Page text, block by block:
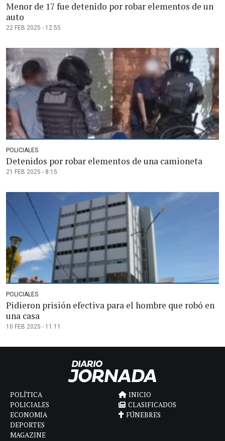
Menor de 17 fue detenido por robar elementos de un
auto
22 FEB 2025 - 12:55
POLICIALES
Detenidos por robar elementos de una camioneta
21 FEB 2025 - 8:15
POLICIALES
Pidieron prisión efectiva para el hombre que robó en
una casa
10 FEB 2025 - 11:11
POLÍTICA
POLICIALES
ECONOMIA
DEPORTES
MAGAZINE
INICIO
CLASIFICADOS
FÚNEBRES